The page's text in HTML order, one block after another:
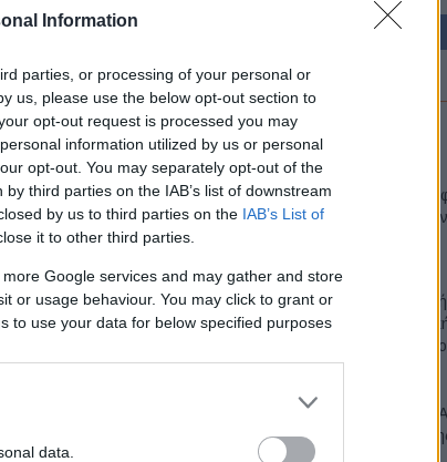
Information
parties, or processing of your personal or
us, please use the below opt-out section to
opt-out request is processed you may
information utilized by us or personal
opt-out. You may separately opt-out of the
third parties on the IAB’s list of downstream
by us to third parties on the IAB’s List of
it to other third parties.
Google services and may gather and store
or usage behaviour. You may click to grant or
to use your data for below specified purposes
data.
εγγράφων
εύκολα και γρήγορα, σε
και άλλες
Υποστηρικτές
Latest
Η Toyota
Σε
Νέο Audi
κορυφή